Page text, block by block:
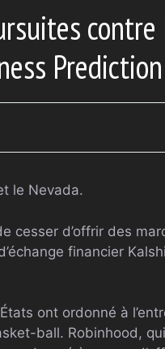
le Nevada.
cesser d’offrir des
financier
ont ordonné à
ball. Robinhood,